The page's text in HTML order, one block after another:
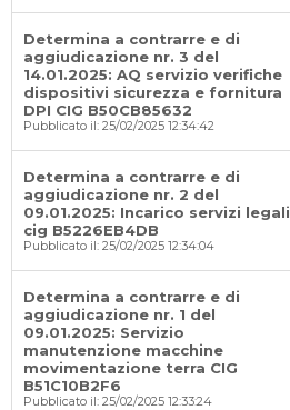
Determina a contrarre e di
aggiudicazione nr. 3 del
14.01.2025: AQ servizio verifiche
dispositivi sicurezza e fornitura
DPI CIG B50CB85632
Pubblicato il: 25/02/2025 12:34:42
Determina a contrarre e di
aggiudicazione nr. 2 del
09.01.2025: Incarico servizi legali
cig B5226EB4DB
Pubblicato il: 25/02/2025 12:34:04
Determina a contrarre e di
aggiudicazione nr. 1 del
09.01.2025: Servizio
manutenzione macchine
movimentazione terra CIG
B51C10B2F6
Pubblicato il: 25/02/2025 12:33:24